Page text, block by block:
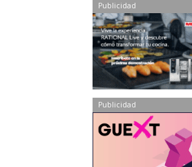
Publicidad
Publicidad